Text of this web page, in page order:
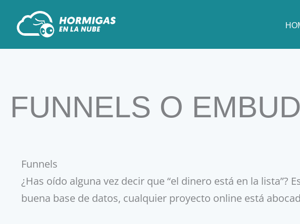
contenido
FUNNELS O
Funnels
¿Has oído alguna vez decir que “el dinero está en la
buena base de datos, cualquier proyecto online está